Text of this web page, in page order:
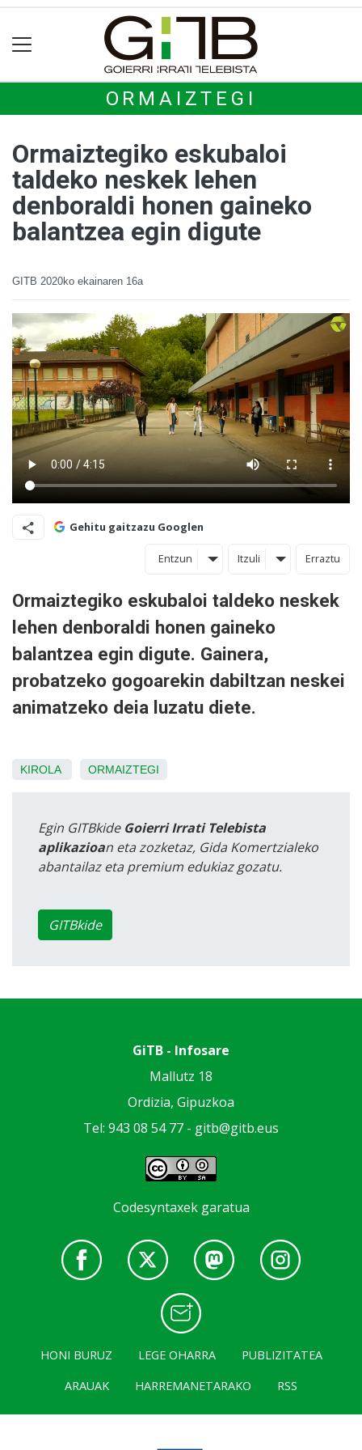
ORMAIZTEGI
Ormaiztegiko eskubaloi
taldeko neskek lehen
denboraldi honen gaineko
balantzea egin digute
GITB 2020ko ekainaren 16a
Gehitu gaitzazu Googlen
Entzun Itzuli Erraztu
Ormaiztegiko eskubaloi taldeko neskek
lehen denboraldi honen gaineko
balantzea egin digute. Gainera,
probatzeko gogoarekin dabiltzan neskei
animatzeko deia luzatu diete.
KIROLA ORMAIZTEGI
Egin GITBkide Goierri Irrati Telebista
aplikazioan eta zozketaz, Gida Komertzialeko
abantailaz eta premium edukiaz gozatu.
GITBkide
GiTB - Infosare
Mallutz 18
Ordizia, Gipuzkoa
Tel: 943 08 54 77 - gitb@gitb.eus
Codesyntaxek garatua
HONI BURUZ LEGE OHARRA
PUBLIZITATEA
ARAUAK
HARREMANETARAKO RSS